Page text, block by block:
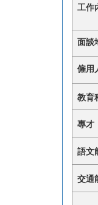
工作
面談
僱用
教育
專才
語文
交通